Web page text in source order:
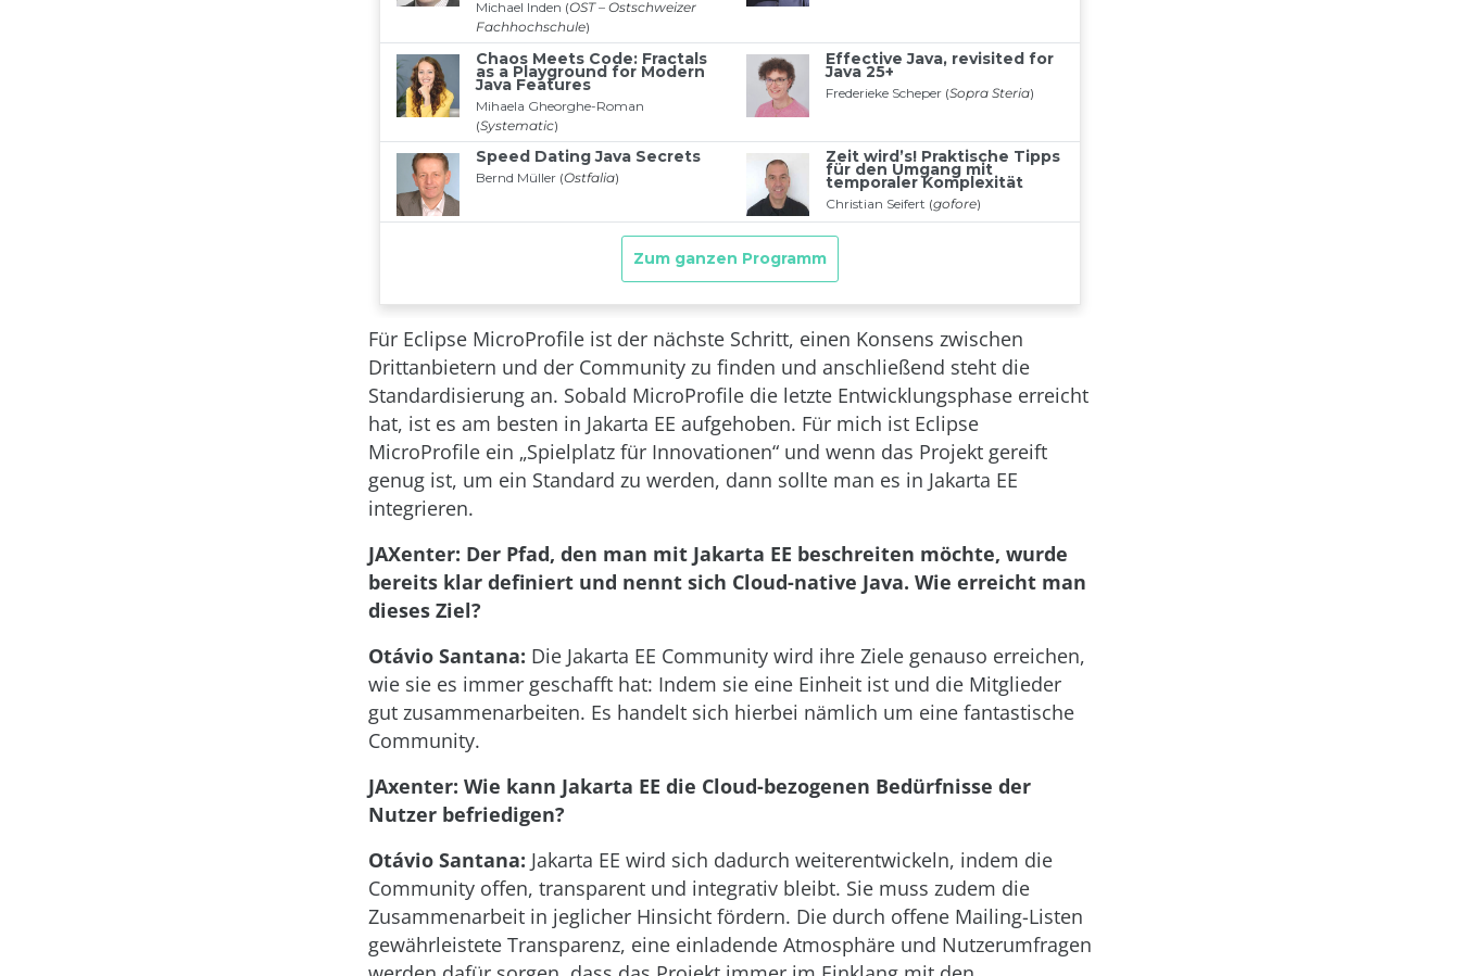
Für Eclipse MicroProfile ist der nächste Schritt, einen Konsens zwischen
Drittanbietern und der Community zu finden und anschließend steht die
Standardisierung an. Sobald MicroProfile die letzte Entwicklungsphase erreicht
hat, ist es am besten in Jakarta EE aufgehoben. Für mich ist Eclipse
MicroProfile ein „Spielplatz für Innovationen“ und wenn das Projekt gereift
genug ist, um ein Standard zu werden, dann sollte man es in Jakarta EE
integrieren.
JAXenter: Der Pfad, den man mit Jakarta EE beschreiten möchte, wurde
bereits klar definiert und nennt sich Cloud-native Java. Wie erreicht man
dieses Ziel?
Otávio Santana: Die Jakarta EE Community wird ihre Ziele genauso erreichen,
wie sie es immer geschafft hat: Indem sie eine Einheit ist und die Mitglieder
gut zusammenarbeiten. Es handelt sich hierbei nämlich um eine fantastische
Community.
JAxenter: Wie kann Jakarta EE die Cloud-bezogenen Bedürfnisse der
Nutzer befriedigen?
Otávio Santana: Jakarta EE wird sich dadurch weiterentwickeln, indem die
Community offen, transparent und integrativ bleibt. Sie muss zudem die
Zusammenarbeit in jeglicher Hinsicht fördern. Die durch offene Mailing-Listen
gewährleistete Transparenz, eine einladende Atmosphäre und Nutzerumfragen